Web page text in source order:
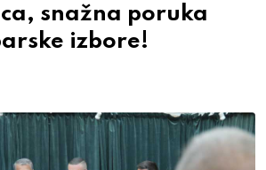
snažna poruka
izbore!